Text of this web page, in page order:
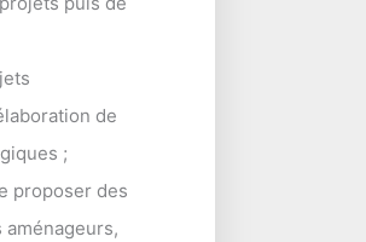
de
;
proposer des
aménageurs,